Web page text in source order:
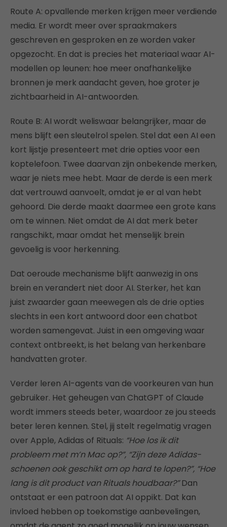
Route A: opvallende merken krijgen meer verdiende
media. Er wordt meer over spraakmakers
geschreven en gesproken en ze worden vaker
opgezocht. En dat is precies het materiaal waar AI-
modellen op leunen: hoe meer onafhankelijke
bronnen je merk aandacht geven, hoe groter je
zichtbaarheid in AI-antwoorden.
Route B: AI wordt weliswaar belangrijker, maar de
mens blijft een sleutelrol spelen. Stel dat een AI een
kort lijstje presenteert met drie opties voor een
koptelefoon. Twee daarvan zijn onbekende merken,
waar je niets mee hebt. Maar de derde is een merk
dat vertrouwd aanvoelt, omdat je er al van hebt
gehoord. Die derde maakt daarmee een grote kans
om te winnen. Niet omdat de AI dat merk beter
rangschikt, maar omdat het menselijk brein
gevoelig is voor herkenning.
Dat oeroude mechanisme blijft aanwezig in ons
brein en verandert niet door AI. Sterker, het kan
juist zwaarder gaan meewegen als de drie opties
slechts in een kort antwoord door een chatbot
worden samengevat. Juist in een omgeving waar
context ontbreekt, is het belang van herkenbare
handvatten groter.
Verder leren AI-agents van de voorkeuren van hun
gebruiker. Het geheugen van ChatGPT of Claude
wordt immers steeds beter, waardoor ze jou steeds
beter leren kennen. Stel, jij stelt regelmatig vragen
over Apple, Adidas of Rituals: “Hoe los ik dit
probleem met m’n Mac op?”, “Zijn deze Adidas-
schoenen ook geschikt om op hard te lopen?”, “Hoe
lang is dit product van Rituals houdbaar?”Dan
ontstaat er een patroon dat AI oppikt. Dat kan
invloed hebben op toekomstige aanbevelingen,